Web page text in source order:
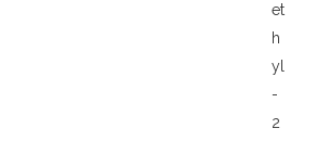
et
h
yl
-
2